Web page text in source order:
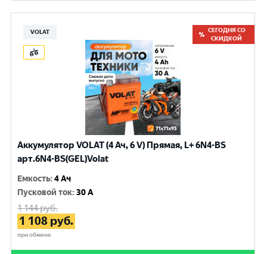
VOLAT
СЕГОДНЯ СО
СКИДКОЙ
Аккумулятор VOLAT (4 Ач, 6 V) Прямая, L+ 6N4-BS
арт.6N4-BS(GEL)Volat
Емкость:4 Ач
Пусковой ток:30 A
1 144руб.
1 108 руб.
при обмене